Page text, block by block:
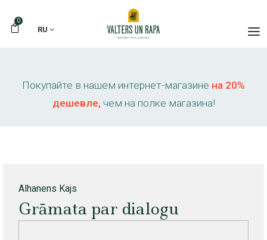
0
RU
Покупайте в нашем интернет-магазине на 20%
дешевле, чем на полке магазина!
Alhanens Kajs
Grāmata par dialogu